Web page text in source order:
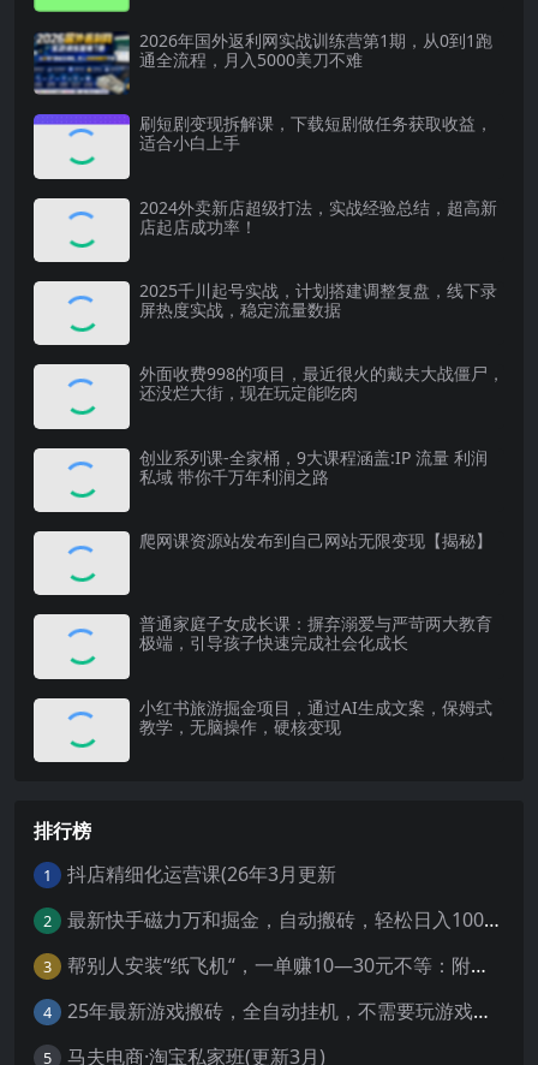
2026年国外返利网实战训练营第1期，从0到1跑
通全流程，月入5000美刀不难
刷短剧变现拆解课，下载短剧做任务获取收益，
适合小白上手
2024外卖新店超级打法，实战经验总结，超高新
店起店成功率！
2025千川起号实战，计划搭建调整复盘，线下录
屏热度实战，稳定流量数据
外面收费998的项目，最近很火的戴夫大战僵尸，
还没烂大街，现在玩定能吃肉
创业系列课-全家桶，9大课程涵盖:IP 流量 利润
私域 带你千万年利润之路
爬网课资源站发布到自己网站无限变现【揭秘】
普通家庭子女成长课：摒弃溺爱与严苛两大教育
极端，引导孩子快速完成社会化成长
小红书旅游掘金项目，通过AI生成文案，保姆式
教学，无脑操作，硬核变现
排行榜
1 抖店精细化运营课(26年3月更新
2 最新快手磁力万和掘金，自动搬砖，轻松日入100-200，操作简单
3 帮别人安装“纸飞机“，一单赚10—30元不等：附：免费节点
4 25年最新游戏搬砖，全自动挂机，不需要玩游戏，单手机操作日入300+
5 马夫电商·淘宝私家班(更新3月)